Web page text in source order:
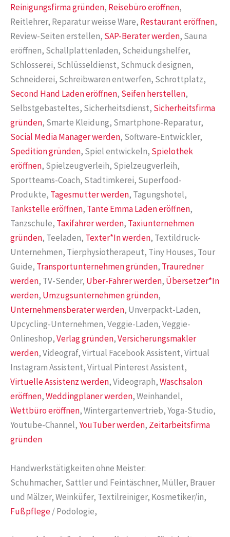
Reinigungsfirma gründen, Reisebüro eröffnen,
Reitlehrer, Reparatur weisse Ware, Restaurant eröffnen,
Review-Seiten erstellen, SAP-Berater werden, Sauna
eröffnen, Schallplattenladen, Scheidungshelfer,
Schlosserei, Schlüsseldienst, Schmuck designen,
Schneiderei, Schreibwaren entwerfen, Schrottplatz,
Second Hand Laden eröffnen, Seifen herstellen,
Selbstgebasteltes, Sicherheitsdienst, Sicherheitsfirma
gründen, Smarte Kleidung, Smartphone-Reparatur,
Social Media Manager werden, Software-Entwickler,
Spedition gründen, Spiel entwickeln, Spielothek
eröffnen, Spielzeugverleih, Spielzeugverleih,
Sportteams-Coach, Stadtimkerei, Superfood-
Produkte, Tagesmutter werden, Tagungshotel,
Tankstelle eröffnen, Tante Emma Laden eröffnen,
Tanzschule, Taxifahrer werden, Taxiunternehmen
gründen, Teeladen, Texter*In werden, Textildruck-
Unternehmen, Tierphysiotherapeut, Tiny Houses, Tour
Guide, Transportunternehmen gründen, Trauredner
werden, TV-Sender, Uber-Fahrer werden, Übersetzer*In
werden, Umzugsunternehmen gründen,
Unternehmensberater werden, Unverpackt-Laden,
Upcycling-Unternehmen, Veggie-Laden, Veggie-
Onlineshop,Verlag gründen,Versicherungsmakler
werden, Videograf, Virtual Facebook Assistent, Virtual
Instagram Assistent, Virtual Pinterest Assistent,
Virtuelle Assistenz werden, Videograph,Waschsalon
eröffnen,Weddingplaner werden, Weinhandel,
Wettbüro eröffnen, Wintergartenvertrieb, Yoga-Studio,
Youtube-Channel,YouTuber werden, Zeitarbeitsfirma
gründen
Handwerkstätigkeiten ohne Meister:
Schuhmacher, Sattler und Feintäschner, Müller, Brauer
und Mälzer, Weinküfer, Textilreiniger, Kosmetiker/in,
Fußpflege/ Podologie,